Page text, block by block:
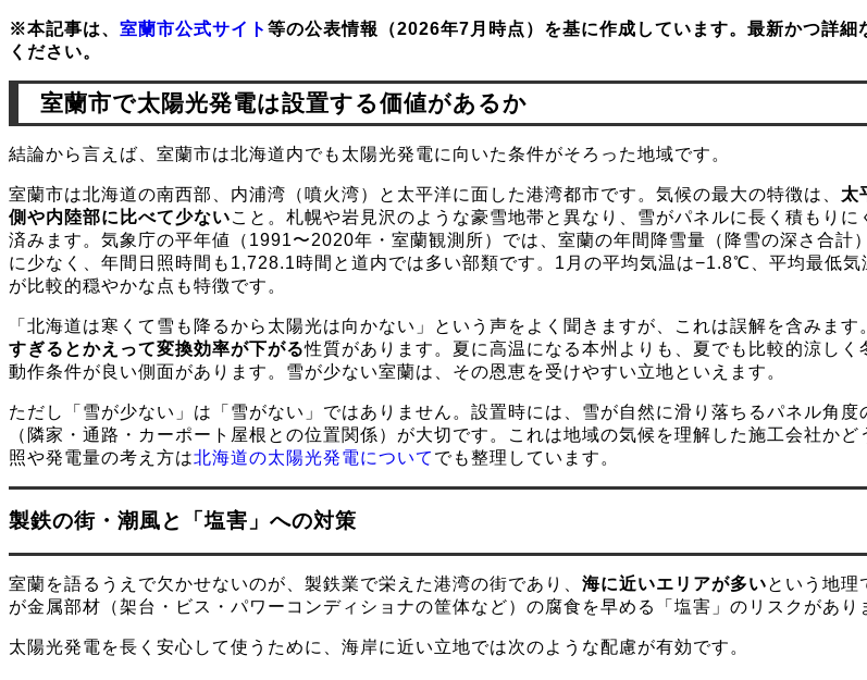
※本記事は、 室蘭市公式サイト 等の公表情報（2026年7月時点）を基に作成しています。最新かつ詳
ください。
室蘭市で太陽光発電は設置する価値があるか
結論から言えば、室蘭市は北海道内でも太陽光発電に向いた条件がそろった地域です。
室蘭市は北海道の南西部、内浦湾（噴火湾）と太平洋に面した港湾都市です。気候の最大の特徴は、 太
側や内陸部に比べて少ないこと。札幌や岩見沢のような豪雪地帯と異なり、雪がパネルに長く積もりに
済みます。気象庁の平年値（1991〜2020年・室蘭観測所）では、室蘭の年間降雪量（降雪の深さ合計
に少なく、年間日照時間も1,728.1時間と道内では多い部類です。1月の平均気温は−1.8℃、平均最低
が比較的穏やかな点も特徴です。
「北海道は寒くて雪も降るから太陽光は向かない」という声をよく聞きますが、これは誤解を含みます
すぎるとかえって変換効率が下がる性質があります。夏に高温になる本州よりも、夏でも比較的涼し
動作条件が良い側面があります。雪が少ない室蘭は、その恩恵を受けやすい立地といえます。
ただし「雪が少ない」は「雪がない」ではありません。設置時には、雪が自然に滑り落ちるパネル角
（隣家・通路・カーポート屋根との位置関係）が大切です。これは地域の気候を理解した施工会社か
照や発電量の考え方は北海道の太陽光発電について でも整理しています。
製鉄の街・潮風と「塩害」への対策
室蘭を語るうえで欠かせないのが、製鉄業で栄えた港湾の街であり、 海に近いエリアが多いという地理
が金属部材（架台・ビス・パワーコンディショナの筐体など）の腐食を早める「塩害」のリスクがあり
太陽光発電を長く安心して使うために、海岸に近い立地では次のような配慮が有効です。